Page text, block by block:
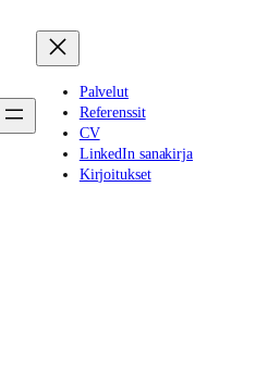
Palvelut
Referenssit
CV
LinkedIn sanakirja
Kirjoitukset